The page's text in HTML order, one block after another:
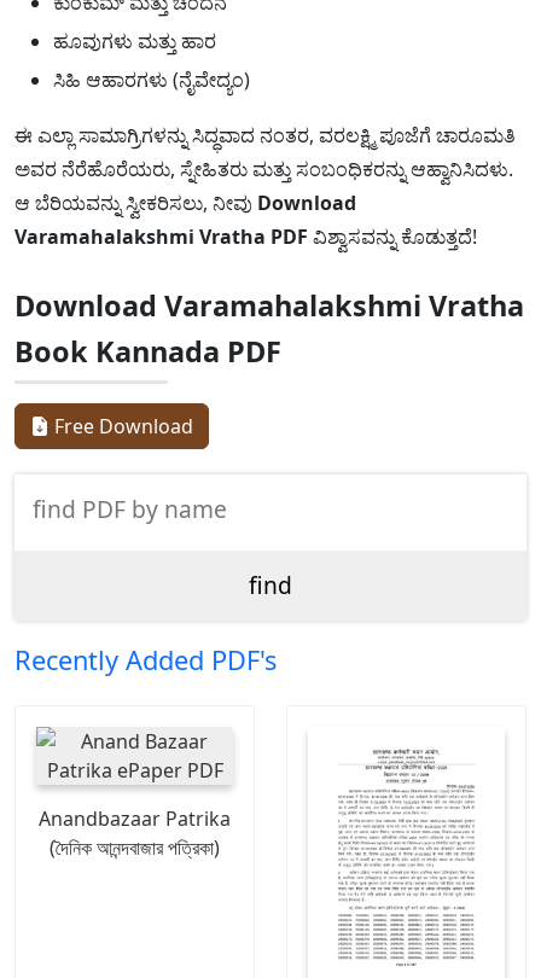
ಹೂವುಗಳು ಮತ್ತು ಹಾರ
ಸಿಹಿ ಆಹಾರಗಳು (ನೈವೇದ್ಯಂ)
ಈ ಎಲ್ಲಾ ಸಾಮಾಗ್ರಿಗಳನ್ನು ಸಿದ್ಧವಾದ ನಂತರ, ವರಲಕ್ಷ್ಮಿ ಪೂಜೆಗೆ ಚಾರೂಮತಿ
ಅವರ ನೆರೆಹೊರೆಯರು, ಸ್ನೇಹಿತರು ಮತ್ತು ಸಂಬಂಧಿಕರನ್ನು ಆಹ್ವಾನಿಸಿದಳು.
ಆ ಬೆರಿಯವನ್ನು ಸ್ವೀಕರಿಸಲು, ನೀವು Download
Varamahalakshmi Vratha PDF ವಿಶ್ವಾಸವನ್ನು ಕೊಡುತ್ತದೆ!
Download Varamahalakshmi Vratha
Book Kannada PDF
Free Download
Recently Added PDF's
Anandbazaar Patrika
(দৈনিক আনন্দবাজার পত্রিকা)